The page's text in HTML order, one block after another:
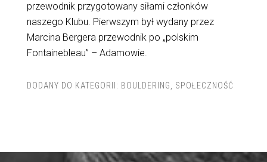
przewodnik przygotowany siłami członków
naszego Klubu. Pierwszym był wydany przez
Marcina Bergera przewodnik po „polskim
Fontainebleau” – Adamowie.
DODANY DO KATEGORII: BOULDERING, SPOŁECZNOŚĆ